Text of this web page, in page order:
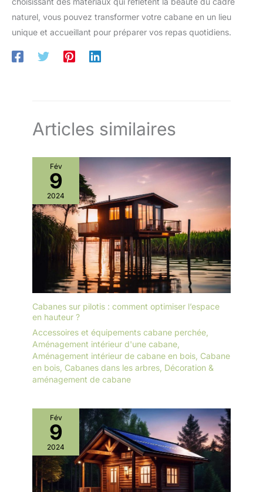
naturel, vous pouvez transformer votre cabane en un lieu
unique et accueillant pour préparer vos repas quotidiens.
Articles similaires
Fév
9
2024
Cabanes sur pilotis : comment optimiser l’espace
en hauteur ?
Accessoires et équipements cabane perchée
Aménagement intérieur d'une cabane
Aménagement intérieur de cabane en bois Cabane
en bois Cabanes dans les arbres Décoration &
aménagement de cabane
Fév
9
2024